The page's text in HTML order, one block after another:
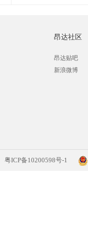
昂达社区
昂达贴吧
新浪微博
粤ICP备10200598号-1